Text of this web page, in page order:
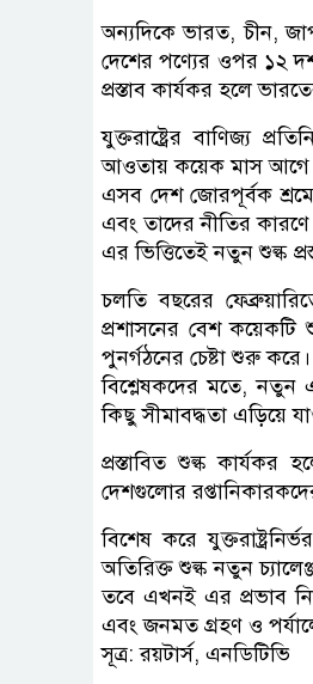
অন্যদিকে ভারত, চীন,
দেশের পণ্যের ওপর ১২
প্রস্তাব কার্যকর হলে
যুক্তরাষ্ট্রের বাণিজ্য
আওতায় কয়েক মাস আগে
এসব দেশ জোরপূর্বক শ্রমে
এবং তাদের নীতির কারণে
এর ভিত্তিতেই নতুন শুল্ক
চলতি বছরের
প্রশাসনের বেশ কয়েকটি
পুনর্গঠনের চেষ্টা শুরু করে।
বিশ্লেষকদের মতে, নতুন
কিছু সীমাবদ্ধতা এড়িয়ে
প্রস্তাবিত শুল্ক কার্যকর
দেশগুলোর
বিশেষ করে
অতিরিক্ত শুল্ক নতুন
তবে এখনই এর প্রভাব
এবং জনমত গ্রহণ ও
সূত্র: রয়টার্স, এনডিটিভি